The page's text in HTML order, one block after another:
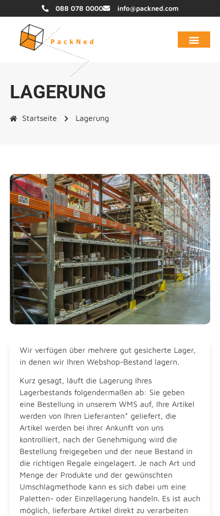
088 078 0000 info@packned.com
LAGERUNG
Startseite Lagerung
Wir verfügen über mehrere gut gesicherte Lager,
in denen wir Ihren Webshop-Bestand lagern.
Kurz gesagt, läuft die Lagerung Ihres
Lagerbestands folgendermaßen ab: Sie geben
eine Bestellung in unserem WMS auf, Ihre Artikel
werden von Ihren Lieferanten* geliefert, die
Artikel werden bei ihrer Ankunft von uns
kontrolliert, nach der Genehmigung wird die
Bestellung freigegeben und der neue Bestand in
die richtigen Regale eingelagert. Je nach Art und
Menge der Produkte und der gewünschten
Umschlagmethode kann es sich dabei um eine
Paletten- oder Einzellagerung handeln. Es ist auch
möglich, lieferbare Artikel direkt zu verarbeiten